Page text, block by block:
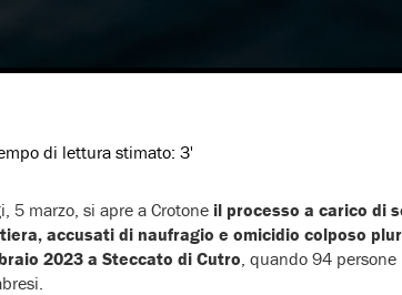
di lettura stimato: 3'
5 marzo, si apre a Crotone il processo a carico di
accusati di naufragio e omicidio colposo
2023 a Steccato di Cutro , quando 94